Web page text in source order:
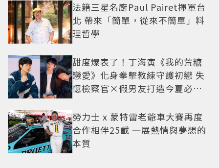
法籍三星名廚Paul Pairet揮軍台
北 帶來「簡單，從來不簡單」料
理哲學
甜度爆表了！丁海寅《我的荒糖
戀愛》化身拳擊教練守護初戀 失
憶檢察官×假男友打造今夏必看
勞力士 x 蒙特雷老爺車大賽再度
合作相伴25載 一展熱情與夢想的
本質